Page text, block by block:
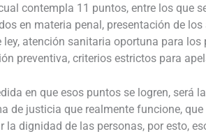
contempla 11 puntos, entre los que
en materia penal, presentación de
ley, atención sanitaria oportuna para
preventiva, criterios estrictos para
en que esos puntos se logren, será
de justicia que realmente funcione,
la dignidad de las personas, por esto,